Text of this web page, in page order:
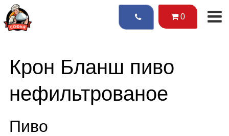
0
Крон Бланш пиво
нефильтрованое
Пиво